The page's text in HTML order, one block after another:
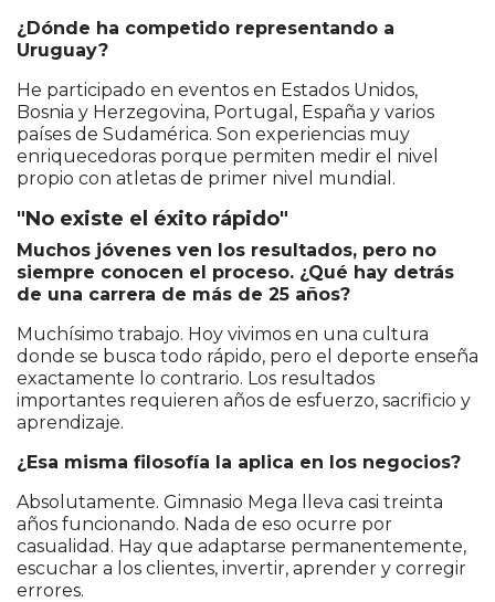
¿Dónde ha competido representando a
Uruguay?
He participado en eventos en Estados Unidos,
Bosnia y Herzegovina, Portugal, España y varios
países de Sudamérica. Son experiencias muy
enriquecedoras porque permiten medir el nivel
propio con atletas de primer nivel mundial.
"No existe el éxito rápido"
Muchos jóvenes ven los resultados, pero no
siempre conocen el proceso. ¿Qué hay detrás
de una carrera de más de 25 años?
Muchísimo trabajo. Hoy vivimos en una cultura
donde se busca todo rápido, pero el deporte enseña
exactamente lo contrario. Los resultados
importantes requieren años de esfuerzo, sacrificio y
aprendizaje.
¿Esa misma filosofía la aplica en los negocios?
Absolutamente. Gimnasio Mega lleva casi treinta
años funcionando. Nada de eso ocurre por
casualidad. Hay que adaptarse permanentemente,
escuchar a los clientes, invertir, aprender y corregir
errores.